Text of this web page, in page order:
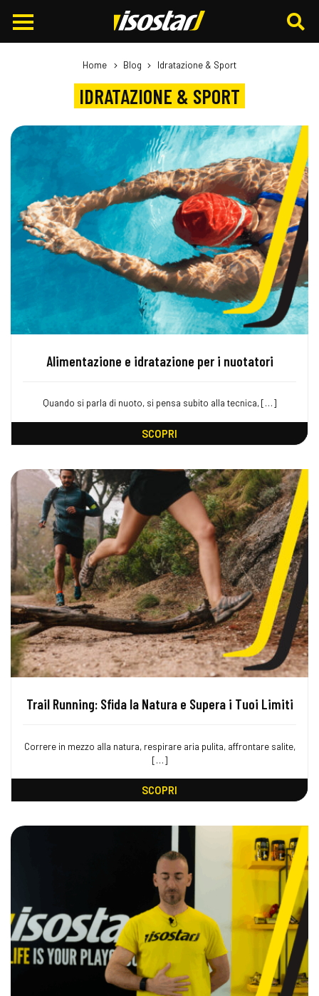
Cerca
nel
Home Blog Idratazione & Sport
IDRATAZIONE & SPORT
Alimentazione e idratazione per i nuotatori
Quando si parla di nuoto, si pensa subito alla tecnica, […]
SCOPRI
Trail Running: Sfida la Natura e Supera i Tuoi Limiti
Correre in mezzo alla natura, respirare aria pulita, affrontare salite,
[…]
SCOPRI